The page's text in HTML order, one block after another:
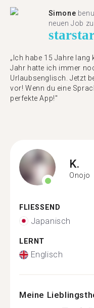
Simone
neuen Job zu
star
„Ich habe 15 Jahre
Jahr hatte ich immer
Urlaubsenglisch. Jetzt
vor! Wenn du eine
perfekte App!"
K.
Onojo
FLIESSEND
Japanisch
LERNT
Englisch
Meine